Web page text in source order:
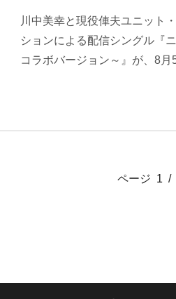
川中美幸と現役俥夫ユニット
ションによる配信シングル『
コラボバージョン～』が、8
ページ 1 /